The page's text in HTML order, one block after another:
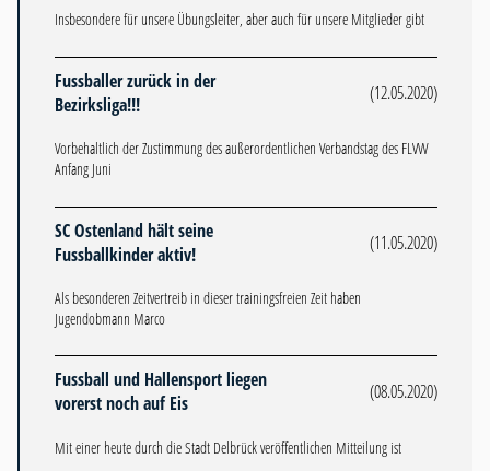
Insbesondere für unsere Übungsleiter, aber auch für unsere Mitglieder gibt
Fussballer zurück in der
Bezirksliga!!!
(12.05.2020)
Vorbehaltlich der Zustimmung des außerordentlichen Verbandstag des FLVW
Anfang Juni
SC Ostenland hält seine
Fussballkinder aktiv!
(11.05.2020)
Als besonderen Zeitvertreib in dieser trainingsfreien Zeit haben
Jugendobmann Marco
Fussball und Hallensport liegen
vorerst noch auf Eis
(08.05.2020)
Mit einer heute durch die Stadt Delbrück veröffentlichen Mitteilung ist